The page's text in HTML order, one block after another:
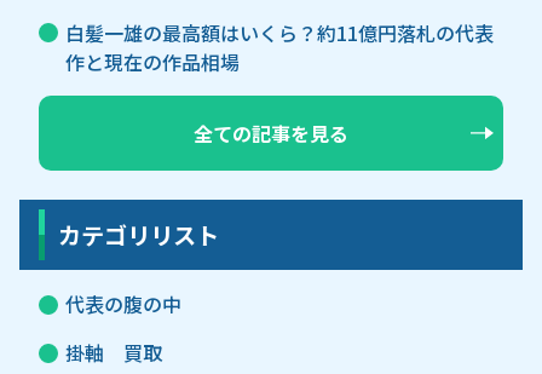
白髪一雄の最高額はいくら？約11億円落札の代表
作と現在の作品相場
全ての記事を見る
カテゴリリスト
代表の腹の中
掛軸 買取